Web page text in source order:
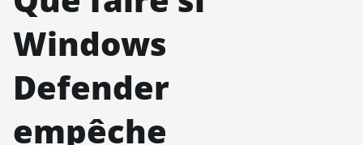
Windows
Defender
empêche